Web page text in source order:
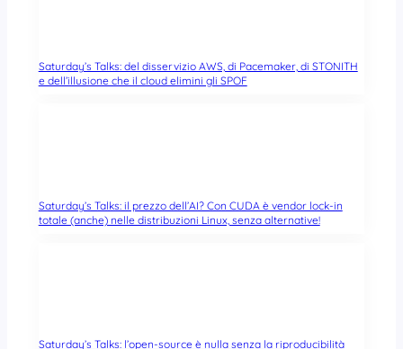
Saturday’s Talks: del disservizio AWS, di Pacemaker, di STONITH
e dell’illusione che il cloud elimini gli SPOF
Saturday’s Talks: il prezzo dell’AI? Con CUDA è vendor lock-in
totale (anche) nelle distribuzioni Linux, senza alternative!
Saturday’s Talks: l’open-source è nulla senza la riproducibilità